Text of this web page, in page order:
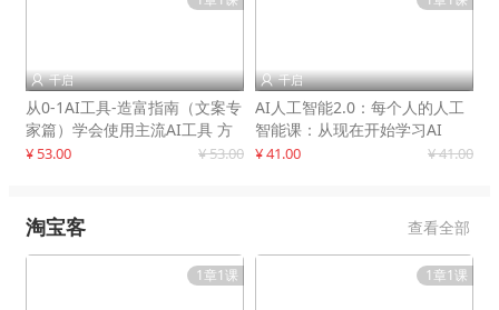
 千启
从0-1AI工具-造富指南（文案专
家篇）学会使用主流AI工具 方
法和心法的融合
¥ 53.00 ¥ 53.00
 千启
AI人工智能2.0：每个人的人工
智能课：从现在开始学习AI
¥ 41.00 ¥ 41.00
淘宝客 查看全部
1章1课 1章1课